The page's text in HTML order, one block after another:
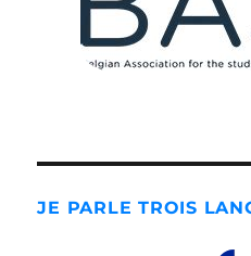
JE PARLE TROIS